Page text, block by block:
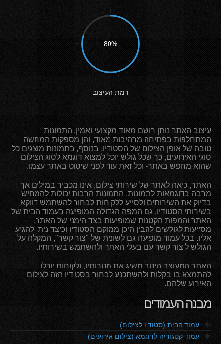
80%
רמת העיצוב
עיצוב האתר נותן רושם מאוד מקצועי ואמין. התמונות
המתחלפות בפתיחה מרהיבות מאוד, והן מספקות המחשה
טובה של אופן הצילום של הסטודיו. בנוסף, בתמונות מוצגים כל
סוגי האירועים, כך שכל גולש יוכל למצוא דוגמא לסוג הצילום
שהוא מחפש באתר- וכל זאת עוד לפני שיטוט באתר עצמו.
האתר, כיאה לאתר של שירותי צילום, אינו מכביר במילים אך
מרבה בדוגמאות לתמונות. התמונות הרבות יכולות להמחיש
בדיוק את השירותים ולסייע ללקוחות לבחור להשתמש דווקא
בשירותי הסטודיו. גם המפה הגדולה המופיעה בעמוד הבית של
האתר והמפות הקטנות שמופיעות בצד הימני של האתר,
מסייעות לגולשים להבין היכן ממוקם הסטודיו וכיצד ניתן להגיע
אליו. בכל עמוד מופיעה גם לשונית של "צור קשר", המקלה על
הגולש ליצור קשר עם בעלי האתר ולהשתמש בשירותיו.
האתר המעוצב היטב משיג את מטרותיו, ולקוחות יוכלו
להתמצא בו בקלות ולהשתכנע לבחור בסטודיו הזה לצילום
האירוע שלהם.
מבנה העמודים
f עמוד הבית (סטודיו לצילום)
f עמוד קטגוריה לדוגמא (צילום אירועים)